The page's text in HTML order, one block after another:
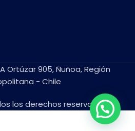
Ortúzar 905, Ñuñoa, Región
- Chile
los derechos reservados.